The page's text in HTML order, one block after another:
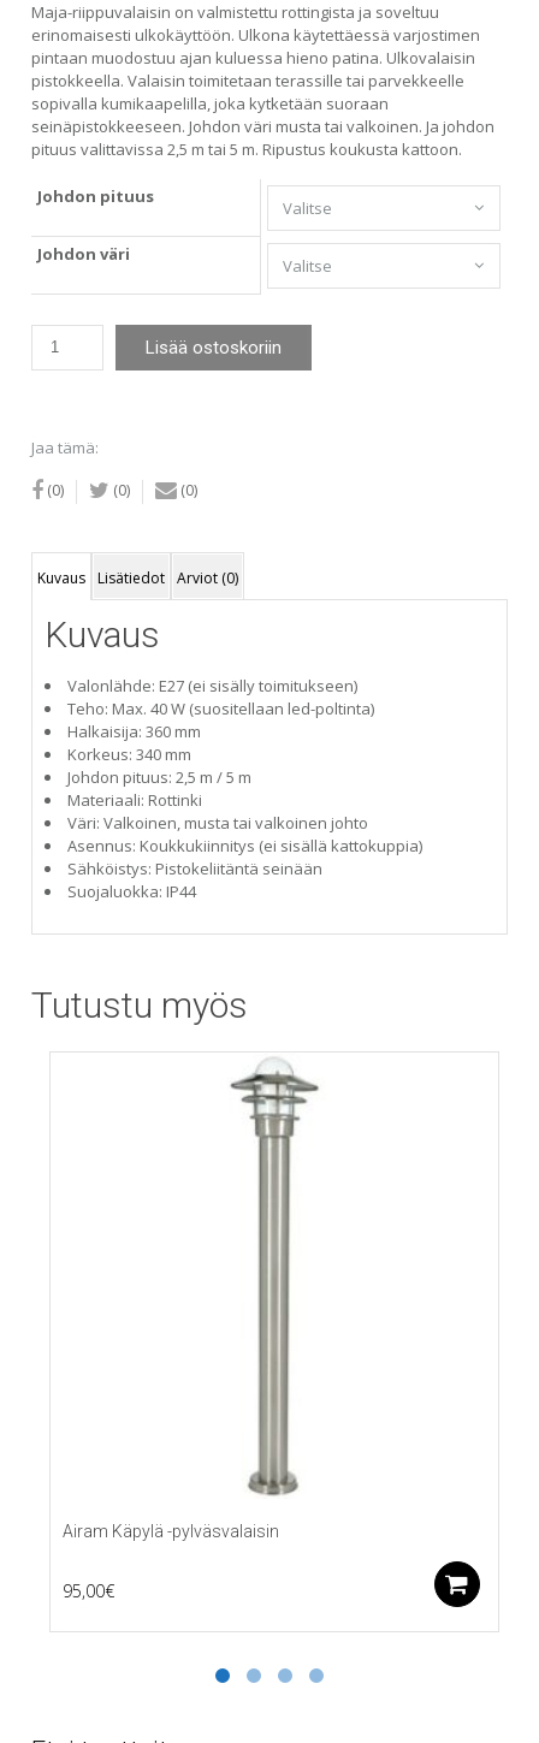
through
199,00€
Maja-riippuvalaisin on valmistettu rottingista ja soveltuu
erinomaisesti ulkokäyttöön. Ulkona käytettäessä varjostimen
pintaan muodostuu ajan kuluessa hieno patina. Ulkovalaisin
pistokkeella. Valaisin toimitetaan terassille tai parvekkeelle
sopivalla kumikaapelilla, joka kytketään suoraan
seinäpistokkeeseen. Johdon väri musta tai valkoinen. Ja johdon
pituus valittavissa 2,5 m tai 5 m. Ripustus koukusta kattoon.
Johdon pituus
Johdon väri
riippuvalaisin
IP44
määrä
Lisää ostoskoriin
Jaa tämä:
(0) (0) (0)
Kuvaus Lisätiedot Arviot (0)
Kuvaus
Valonlähde: E27 (ei sisälly toimitukseen)
Teho: Max. 40 W (suositellaan led-poltinta)
Halkaisija: 360 mm
Korkeus: 340 mm
Johdon pituus: 2,5 m / 5 m
Materiaali: Rottinki
Väri: Valkoinen, musta tai valkoinen johto
Asennus: Koukkukiinnitys (ei sisällä kattokuppia)
Sähköistys: Pistokeliitäntä seinään
Suojaluokka: IP44
Tutustu myös
Airam Käpylä -pylväsvalaisin
95,00€